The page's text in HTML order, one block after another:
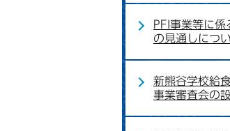
PFI事業等に
の見通しにつ
新熊谷学校給
事業審査会の